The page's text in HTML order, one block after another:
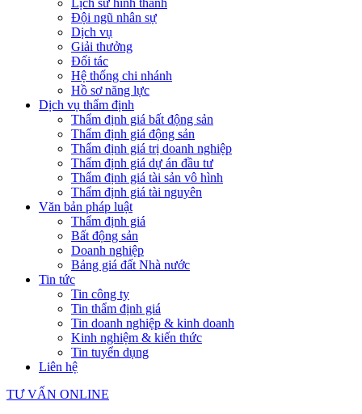
Lịch sử hình thành
Đội ngũ nhân sự
Dịch vụ
Giải thưởng
Đối tác
Hệ thống chi nhánh
Hồ sơ năng lực
Dịch vụ thẩm định
Thẩm định giá bất động sản
Thẩm định giá động sản
Thẩm định giá trị doanh nghiệp
Thẩm định giá dự án đầu tư
Thẩm định giá tài sản vô hình
Thẩm định giá tài nguyên
Văn bản pháp luật
Thẩm định giá
Bất động sản
Doanh nghiệp
Bảng giá đất Nhà nước
Tin tức
Tin công ty
Tin thẩm định giá
Tin doanh nghiệp & kinh doanh
Kinh nghiệm & kiến thức
Tin tuyển dụng
Liên hệ
TƯ VẤN ONLINE